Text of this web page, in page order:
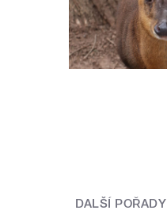
DALŠÍ POŘADY